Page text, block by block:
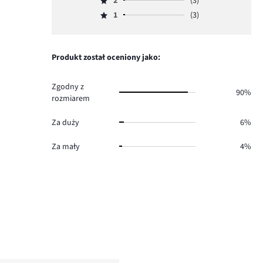
głosów
3,
ilość
Ocena
2,
3.
Ocena
głosów
1 (3)
Produkt został oceniony jako:
Zgodny z
rozmiarem
90%
Za duży 6%
Za mały 4%